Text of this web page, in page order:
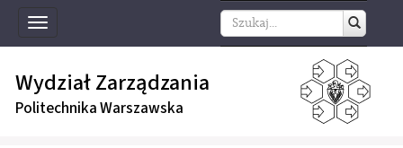
Toggle
navigation
Wydział Zarządzania
Politechnika Warszawska